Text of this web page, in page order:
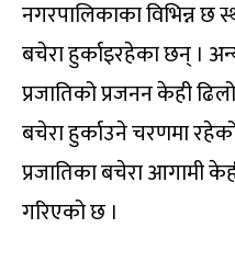
नगरपालिकाका विभिन्न छ
बचेरा हुर्काइरहेका छन् ।
प्रजातिको प्रजनन केही
बचेरा हुर्काउने चरणमा
प्रजातिका बचेरा आगामी
गरिएको छ ।